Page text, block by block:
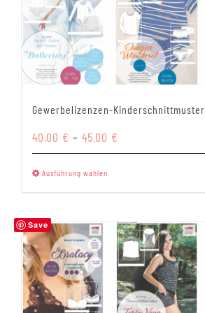
Gewerbelizenzen-Kinderschnittmuster
40,00 € – 45,00 €
40,00 €
Ausführung wählen
mehrere
Varianten
auf.
Die
Optionen
Save